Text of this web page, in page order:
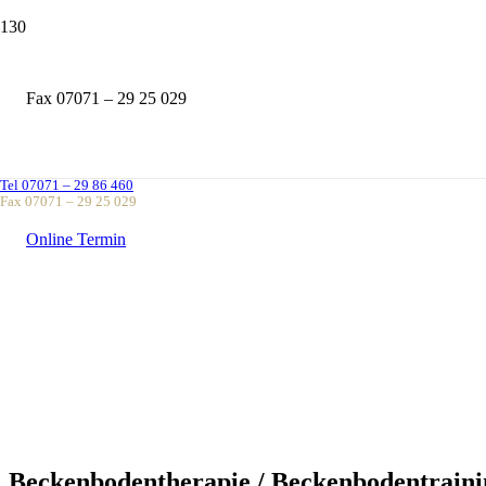
Fax 07071 – 29 25 029
Online Termin
Tel 07071 – 29 86 460
Fax 07071 – 29 25 029